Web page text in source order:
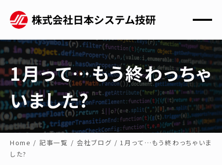
1月って…もう終わっちゃ
いました?
Home / 記事一覧 / 会社ブログ /1月って…もう終わっちゃいま
した?